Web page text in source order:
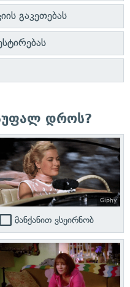
გაკეთებას
დროს?
Giphy
მანქანით ვსეირნობ